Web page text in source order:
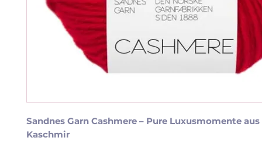
Sandnes Garn Cashmere – Pure Luxusmomente aus
Kaschmir